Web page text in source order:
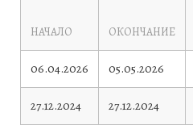
НАЧАЛО ОКОНЧАНИЕ
06.04.2026 05.05.2026
27.12.2024 27.12.2024